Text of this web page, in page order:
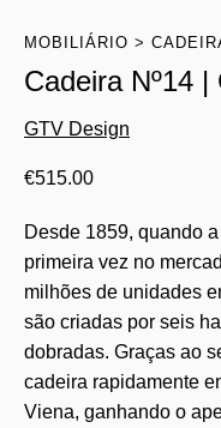
MOBILIÁRIO
Cadeira Nº14
GTV Design
€515.00
Desde 1859, quando
primeira vez no
milhões de unidades
são criadas por seis
dobradas. Graças ao
cadeira rapidamente
Viena, ganhando o